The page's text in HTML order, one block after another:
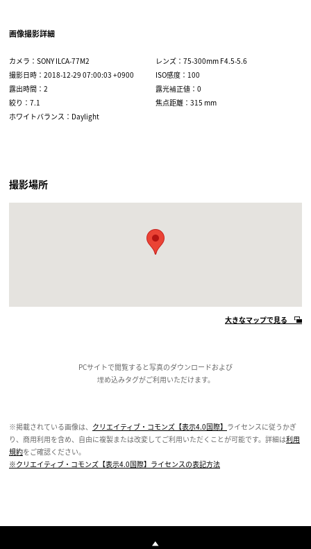
画像撮影詳細
カメラ：SONY ILCA-77M2
レンズ：75-300mm F4.5-5.6
撮影日時：2018-12-29 07:00:03 +0900
ISO感度：100
露出時間：2
露光補正値：0
絞り：7.1
焦点距離：315 mm
ホワイトバランス：Daylight
撮影場所
大きなマップで見る
PCサイトで閲覧すると写真のダウンロードおよび
埋め込みタグがご利用いただけます。
※掲載されている画像は、 クリエイティブ・コモンズ【表示4.0国際】 ライセンスに従うかぎ
り、商用利用を含め、自由に複製または改変してご利用いただくことが可能です。詳細は利用
規約をご確認ください。
※クリエイティブ・コモンズ【表示4.0国際】ライセンスの表記方法